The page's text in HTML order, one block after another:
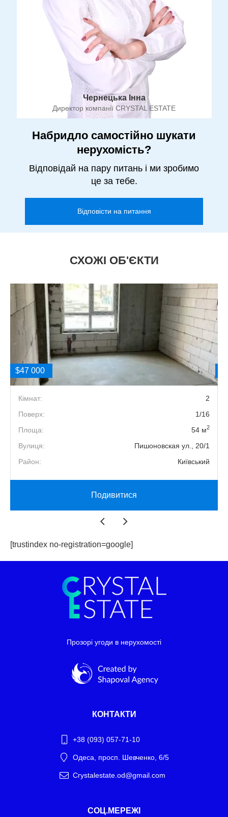
Чернецька Інна
Директор компанії CRYSTAL ESTATE
Набридло самостійно шукати
нерухомість?
Відповідай на пару питань і ми зробимо
це за тебе.
Відповісти на питання
СХОЖІ ОБ'ЄКТИ
$47 000
Кімнат:
2
Поверх:
1/16
Площа:
54 м2
Вулиця:
Пишоновская ул., 20/1
Район:
Київський
Подивитися
[trustindex no-registration=google]
Прозорі угоди в нерухомості
КОНТАКТИ
+38 (093) 057-71-10
Одеса, просп. Шевченко, 6/5
Crystalestate.od@gmail.com
СОЦ.МЕРЕЖІ